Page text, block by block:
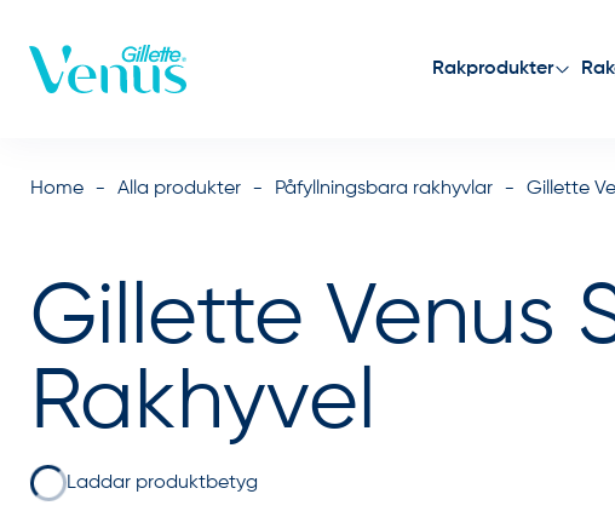
Rakprodukter
Home Alla produkter Påfyllningsbara rakhyvlar Gillette
Gillette Venus
Rakhyvel
Laddar produktbetyg